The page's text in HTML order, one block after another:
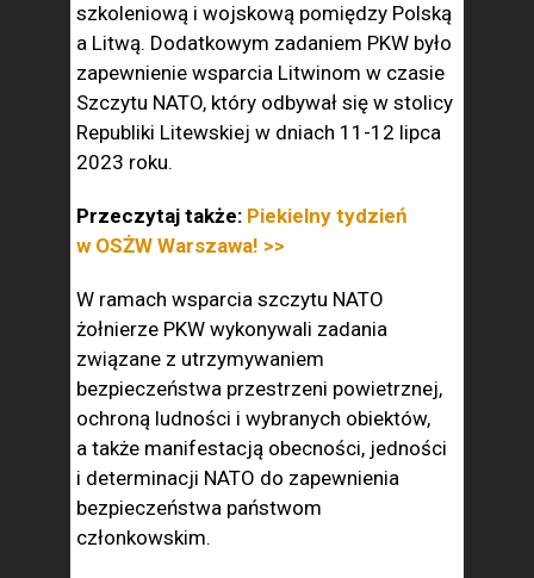
szkoleniową i wojskową pomiędzy Polską
a Litwą. Dodatkowym zadaniem PKW było
zapewnienie wsparcia Litwinom w czasie
Szczytu NATO, który odbywał się w stolicy
Republiki Litewskiej w dniach 11-12 lipca
2023 roku.
Przeczytaj także: Piekielny tydzień
w OSŻW Warszawa! >>
W ramach wsparcia szczytu NATO
żołnierze PKW wykonywali zadania
związane z utrzymywaniem
bezpieczeństwa przestrzeni powietrznej,
ochroną ludności i wybranych obiektów,
a także manifestacją obecności, jedności
i determinacji NATO do zapewnienia
bezpieczeństwa państwom
członkowskim.